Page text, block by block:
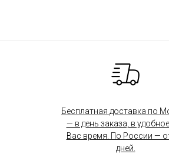
Бесплатная доставка по
— в день заказа, в
Вас время. По России —
дней.